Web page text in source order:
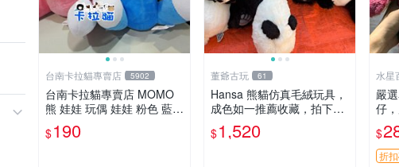
台南卡拉貓專賣店 5902
台南卡拉貓專賣店 MOMO
熊 娃娃 玩偶 娃娃 粉色 藍色
2色分售
$190
董爺古玩 61
Hansa 熊貓仿真毛絨玩具，
成色如一推薦收藏，拍下無
疑心 熊貓 毛絨玩具 收藏
$1,520
水星
嚴
仔
藏
莓熊
$
折